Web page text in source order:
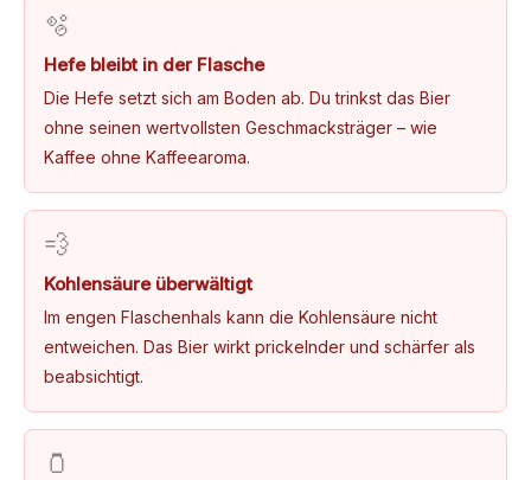
🫧
Hefe bleibt in der Flasche
Die Hefe setzt sich am Boden ab. Du trinkst das Bier
ohne seinen wertvollsten Geschmacksträger – wie
Kaffee ohne Kaffeearoma.
💨
Kohlensäure überwältigt
Im engen Flaschenhals kann die Kohlensäure nicht
entweichen. Das Bier wirkt prickelnder und schärfer als
beabsichtigt.
🫙